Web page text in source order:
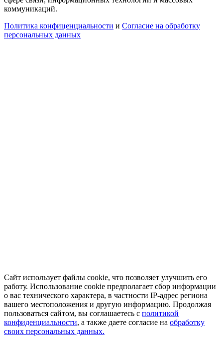
коммуникаций.
Политика конфиценциальности и Согласие на обработку
персональных данных
Сайт использует файлы cookie, что позволяет улучшить его
работу. Использование cookie предполагает сбор информации
о вас технического характера, в частности IP-адрес региона
вашего местоположения и другую информацию. Продолжая
пользоваться сайтом, вы соглашаетесь с политикой
конфиденциальности, а также даете согласие на обработку
своих персональных данных.